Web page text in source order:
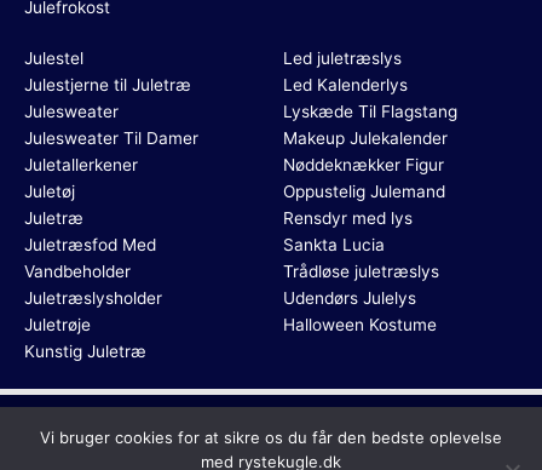
Julefrokost
Julestel
Julestjerne til Juletræ
Julesweater
Julesweater Til Damer
Juletallerkener
Juletøj
Juletræ
Juletræsfod Med
Vandbeholder
Juletræslysholder
Juletrøje
Kunstig Juletræ
Led juletræslys
Led Kalenderlys
Lyskæde Til Flagstang
Makeup Julekalender
Nøddeknækker Figur
Oppustelig Julemand
Rensdyr med lys
Sankta Lucia
Trådløse juletræslys
Udendørs Julelys
Halloween Kostume
Dette medie ejes og drives af Tropic Traffic LLC-FZ | The Meydan
Hotel, Grandstand, 6th floor, Nad Al Sheba | Dubai | UAE
Vi bruger cookies for at sikre os du får den bedste oplevelse
med rystekugle.dk